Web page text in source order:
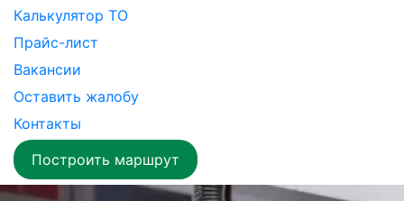
Калькулятор ТО
Прайс-лист
Вакансии
Оставить жалобу
Контакты
Построить маршрут